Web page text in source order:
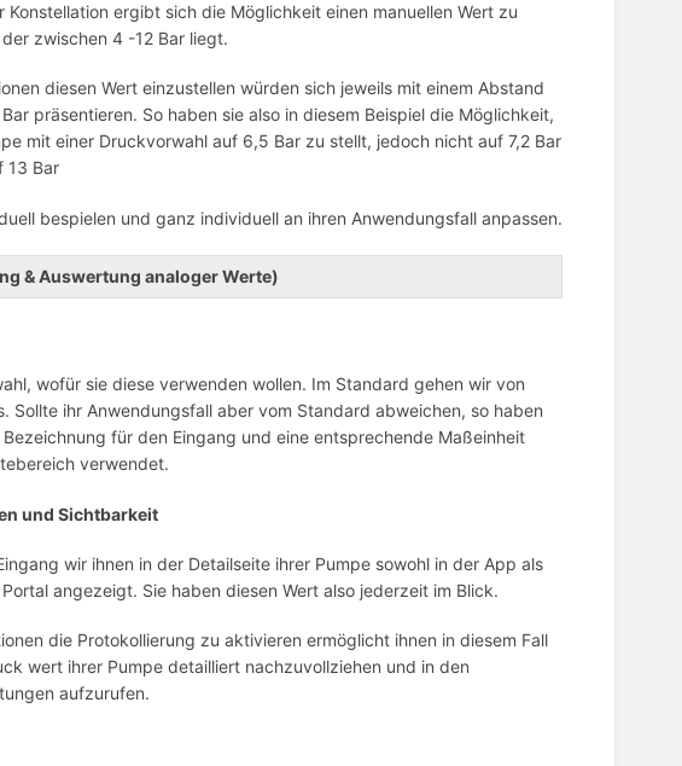
Konstellation ergibt sich die Möglichkeit einen manuellen Wert zu
zwischen 4 -12 Bar liegt.
diesen Wert einzustellen würden sich jeweils mit einem Abstand
präsentieren. So haben sie also in diesem Beispiel die Möglichkeit,
mit einer Druckvorwahl auf 6,5 Bar zu stellt, jedoch nicht auf 7,2 Bar
13 Bar
bespielen und ganz individuell an ihren Anwendungsfall anpassen.
& Auswertung analoger Werte)
wofür sie diese verwenden wollen. Im Standard gehen wir von
Sollte ihr Anwendungsfall aber vom Standard abweichen, so haben
für den Eingang und eine entsprechende Maßeinheit
verwendet.
und Sichtbarkeit
wir ihnen in der Detailseite ihrer Pumpe sowohl in der App als
angezeigt. Sie haben diesen Wert also jederzeit im Blick.
die Protokollierung zu aktivieren ermöglicht ihnen in diesem Fall
wert ihrer Pumpe detailliert nachzuvollziehen und in den
aufzurufen.